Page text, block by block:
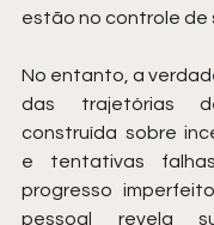
estão no controle de
No entanto, a
das trajetórias
construída sobre
e tentativas
progresso
pessoal revela